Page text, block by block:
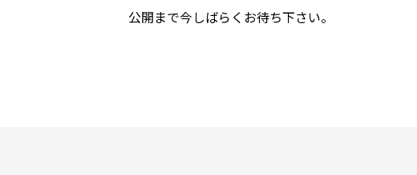
公開まで今しばらくお待ち下さい。